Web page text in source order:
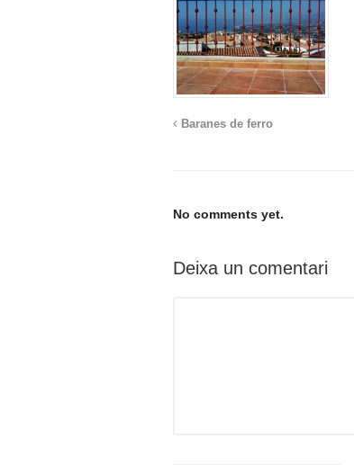
Baranes de ferro
No comments yet.
Deixa un comentari